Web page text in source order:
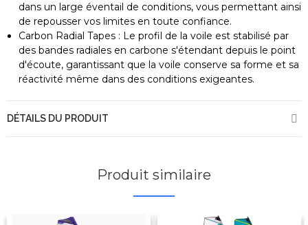
dans un large éventail de conditions, vous permettant ainsi
de repousser vos limites en toute confiance.
Carbon Radial Tapes : Le profil de la voile est stabilisé par
des bandes radiales en carbone s'étendant depuis le point
d'écoute, garantissant que la voile conserve sa forme et sa
réactivité même dans des conditions exigeantes.
DÉTAILS DU PRODUIT
Produit similaire